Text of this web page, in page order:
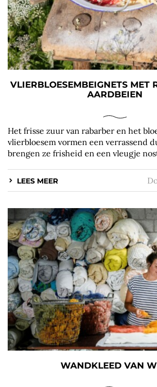
VLIERBLOESEMBEIGNETS MET
AARDBEIEN
Het frisse zuur van rabarber en het
vlierbloesem vormen een verrassend
brengen ze frisheid en een vleugje
LEES MEER
WANDKLEED VAN